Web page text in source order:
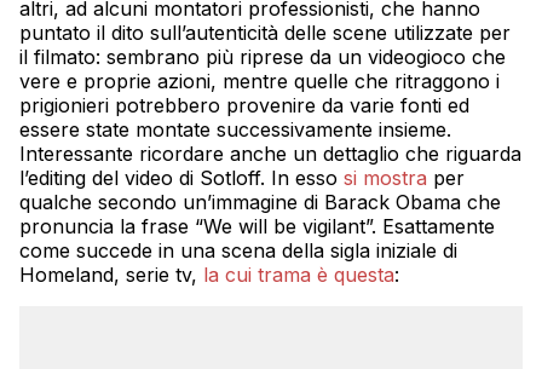
altri, ad alcuni montatori professionisti, che hanno
puntato il dito sull’autenticità delle scene utilizzate per
il filmato: sembrano più riprese da un videogioco che
vere e proprie azioni, mentre quelle che ritraggono i
prigionieri potrebbero provenire da varie fonti ed
essere state montate successivamente insieme.
Interessante ricordare anche un dettaglio che riguarda
l’editing del video di Sotloff. In esso si mostra per
qualche secondo un’immagine di Barack Obama che
pronuncia la frase “We will be vigilant”. Esattamente
come succede in una scena della sigla iniziale di
Homeland, serie tv, la cui trama è questa: